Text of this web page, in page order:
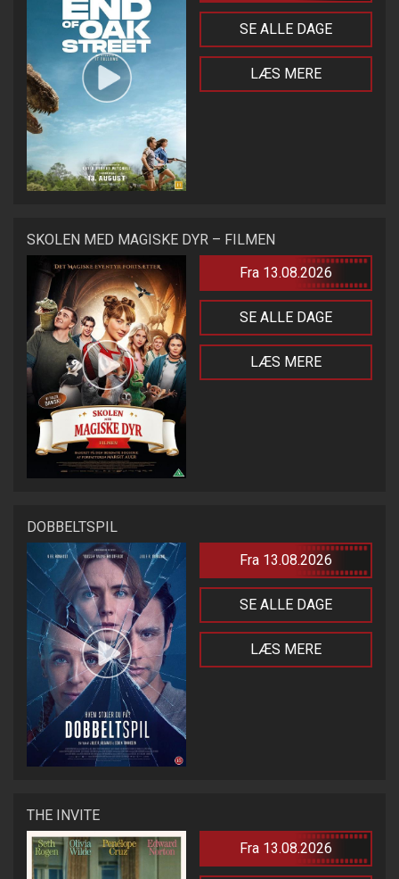
SE ALLE DAGE
LÆS MERE
SKOLEN MED MAGISKE DYR – FILMEN
Fra 13.08.2026
SE ALLE DAGE
LÆS MERE
DOBBELTSPIL
Fra 13.08.2026
SE ALLE DAGE
LÆS MERE
THE INVITE
Fra 13.08.2026